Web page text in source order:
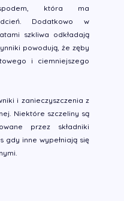
która ma
Dodatkowo w
szkliwa odkładają
powodują, że zęby
i ciemniejszego
i zanieczyszczenia z
Niektóre szczeliny są
przez składniki
gdy inne wypełniają się